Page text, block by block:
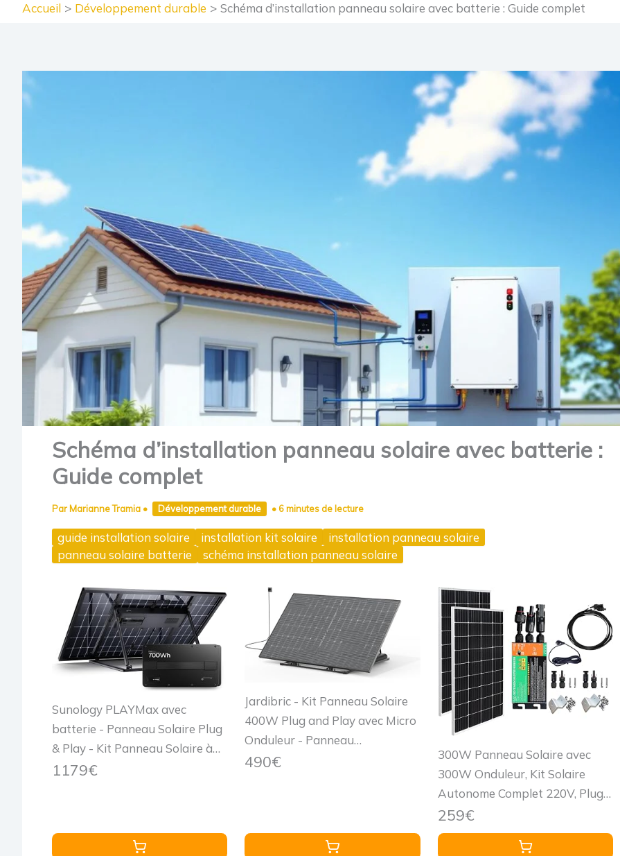
Accueil Développement durable Schéma d’installation panneau solaire avec batterie : Guide complet
Schéma d’installation panneau solaire avec batterie :
Guide complet
ParMarianne Tramia • Développement durable • 6 minutes de lecture
guide installation solaire installation kit solaire
installation panneau solaire
panneau solaire batterie
schéma installation panneau solaire
Sunology PLAYMax avec
batterie - Panneau Solaire Plug
& Play - Kit Panneau Solaire à
brancher sur prise 220V -
1179€
Jardibric - Kit Panneau Solaire
400W Plug and Play avec Micro
Onduleur - Panneau
Photovoltaïque Monocristallin
490€
300W Panneau Solaire avec
300W Onduleur, Kit Solaire
Autonome Complet 220V, Plug
and Play, 2x150 Watt Panneau
Solaire
259€